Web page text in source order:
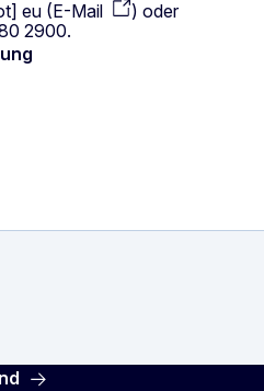
eu (E-Mail ) oder
2900.